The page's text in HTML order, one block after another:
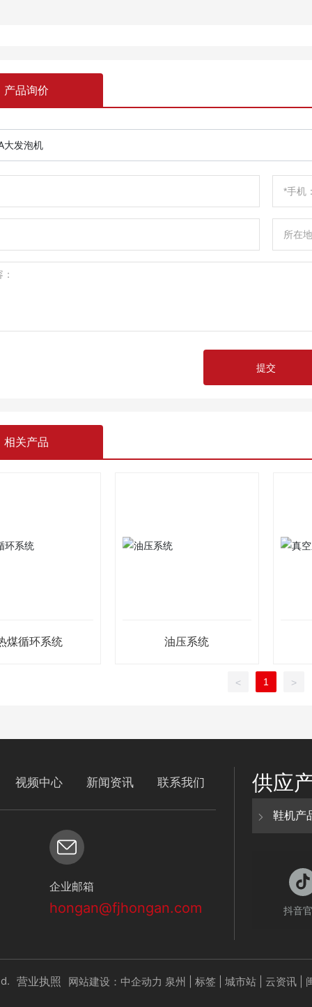
产品询价
大发泡机
提交
相关产品
煤循环系统 油压系统
< 1 >
视频中心 新闻资讯 联系我们
企业邮箱
hongan@fjhongan.com
供应产
鞋机产
抖音官
营业执照 网站建设：中企动力 泉州 |标签 |城市站 云资讯